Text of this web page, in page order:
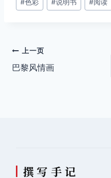
#色彩 #说明书 #阅读
文
章
上一页
巴黎风情画
撰 写 手 记